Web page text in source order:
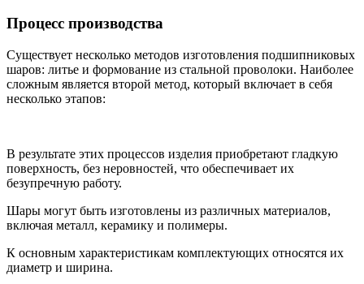
Процесс производства
Существует несколько методов изготовления подшипниковых
шаров: литье и формование из стальной проволоки. Наиболее
сложным является второй метод, который включает в себя
несколько этапов:
В результате этих процессов изделия приобретают гладкую
поверхность, без неровностей, что обеспечивает их
безупречную работу.
Шары могут быть изготовлены из различных материалов,
включая металл, керамику и полимеры.
К основным характеристикам комплектующих относятся их
диаметр и ширина.